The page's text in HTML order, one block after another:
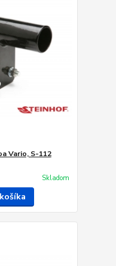
Vario, S-112
Skladom